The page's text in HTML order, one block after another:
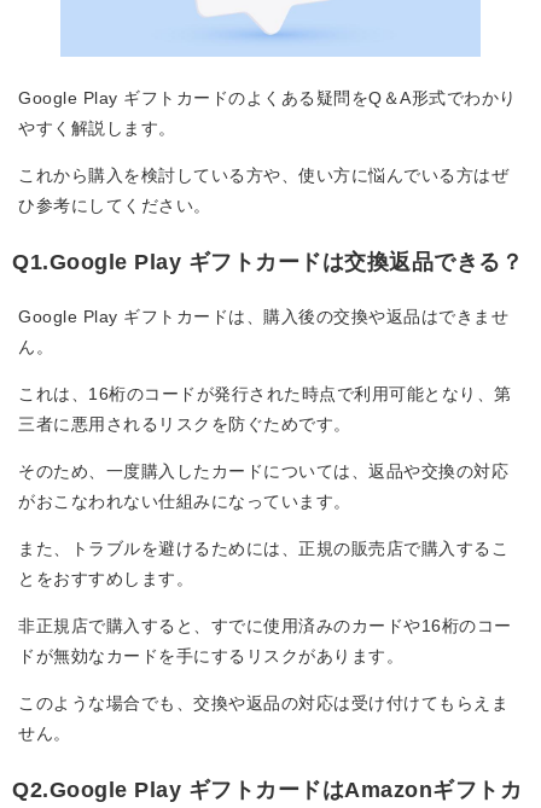
Google Play ギフトカードのよくある疑問をQ＆A形式でわかり
やすく解説します。
これから購入を検討している方や、使い方に悩んでいる方はぜ
ひ参考にしてください。
Q1.Google Play ギフトカードは交換返品できる？
Google Play ギフトカードは、購入後の交換や返品はできませ
ん。
これは、16桁のコードが発行された時点で利用可能となり、第
三者に悪用されるリスクを防ぐためです。
そのため、一度購入したカードについては、返品や交換の対応
がおこなわれない仕組みになっています。
また、トラブルを避けるためには、正規の販売店で購入するこ
とをおすすめします。
非正規店で購入すると、すでに使用済みのカードや16桁のコー
ドが無効なカードを手にするリスクがあります。
このような場合でも、交換や返品の対応は受け付けてもらえま
せん。
Q2.Google Play ギフトカードはAmazonギフトカ